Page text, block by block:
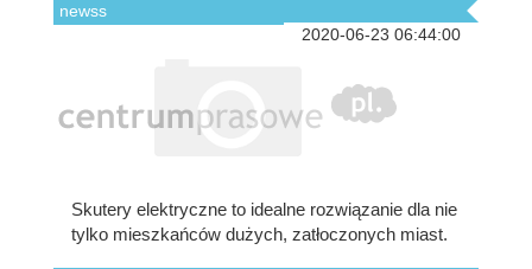
newss
2020-06-23 06:44:00
Skutery elektryczne to idealne rozwiązanie dla nie
tylko mieszkańców dużych, zatłoczonych miast.